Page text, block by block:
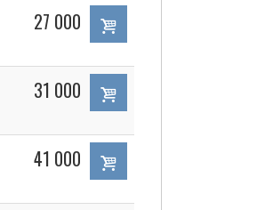
27 000
31 000
41 000